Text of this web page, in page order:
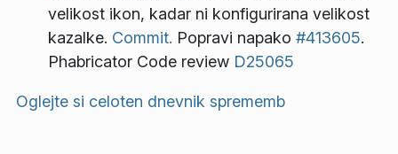
velikost ikon, kadar ni konfigurirana velikost
kazalke. Commit. Popravi napako #413605.
Phabricator Code review D25065
Oglejte si celoten dnevnik sprememb